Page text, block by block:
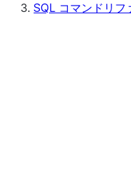
SQL コマンドリフ